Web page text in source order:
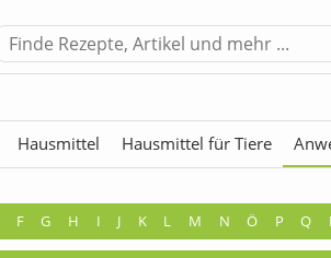
Hausmittel Hausmittel für Tiere
F G H I J K L M N Ö P Q